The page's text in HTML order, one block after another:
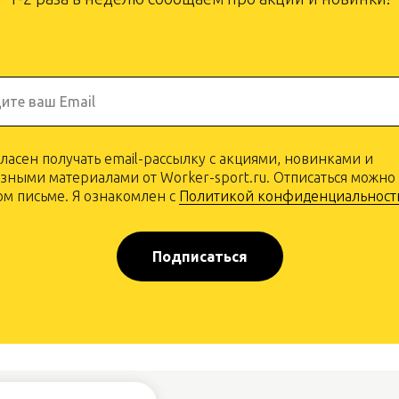
ваш Email
получать email-рассылку с акциями, новинками и
материалами от Worker-sport.ru. Отписаться можно
письме. Я ознакомлен с Политикой
Подписаться